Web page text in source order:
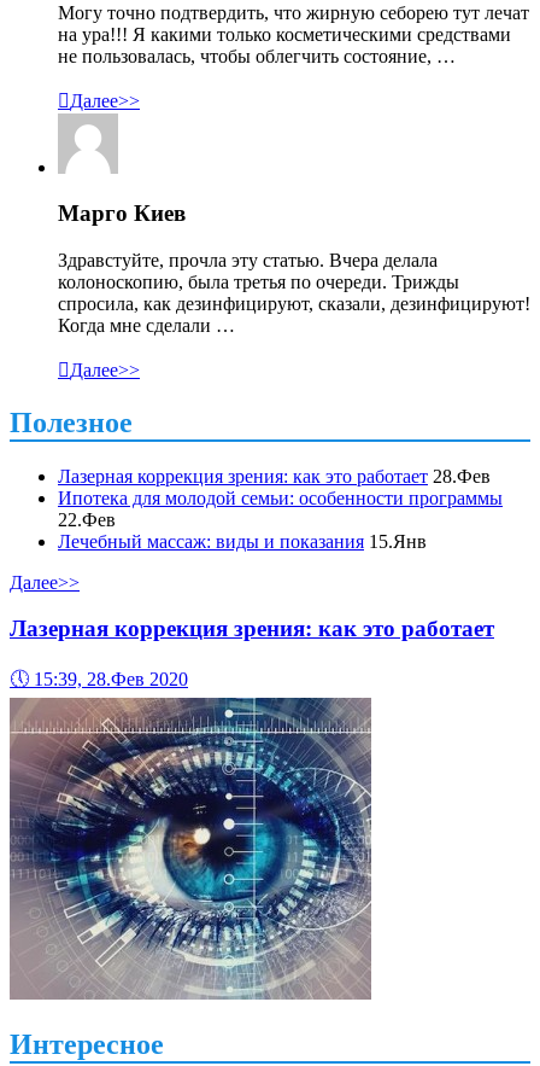
Могу точно подтвердить, что жирную себорею тут лечат
на ура!!! Я какими только косметическими средствами
не пользовалась, чтобы облегчить состояние, …
Далее>>
Марго Киев
Здравстуйте, прочла эту статью. Вчера делала
колоноскопию, была третья по очереди. Трижды
спросила, как дезинфицируют, сказали, дезинфицируют!
Когда мне сделали …
Далее>>
Полезное
Лазерная коррекция зрения: как это работает 28.Фев
Ипотека для молодой семьи: особенности программы
22.Фев
Лечебный массаж: виды и показания 15.Янв
Далее>>
Лазерная коррекция зрения: как это работает
🕔 15:39, 28.Фев 2020
Интересное